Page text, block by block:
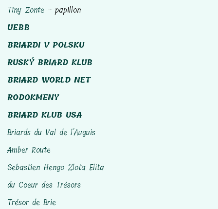
Tiny Zonte - papillon
UEBB
BRIARDI V POLSKU
RUSKÝ BRIARD KLUB
BRIARD WORLD NET
RODOKMENY
BRIARD KLUB USA
Briards du Val de l'Auguis
Amber Route
Sebastien Hengo Zlota Elita
du Coeur des Trésors
Trésor de Brie